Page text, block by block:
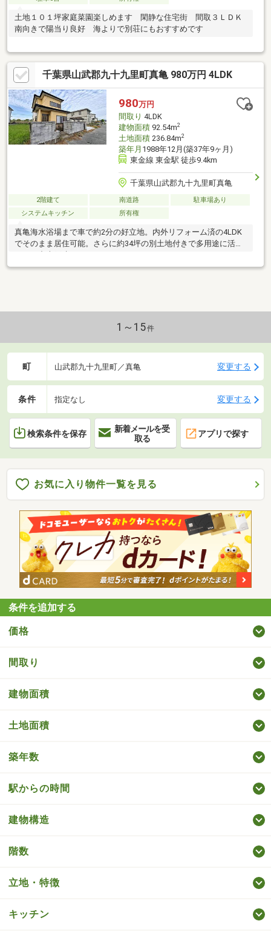
土地１０１坪家庭菜園楽しめます 閑静な住宅街 間取３ＬＤＫ
南向きで陽当り良好 海よりで別荘にもおすすめです
千葉県山武郡九十九里町真亀 980万円 4LDK
980万円
間取り 4LDK
建物面積92.54m2
土地面積236.84m2
築年月 1988年12月(築37年9ヶ月)
東金線 東金駅 徒歩9.4km
千葉県山武郡九十九里町真亀
2階建て 南道路
駐車場あり
システムキッチン
所有権
真亀海水浴場まで車で約2分の好立地。内外リフォーム済の4LDK
でそのまま居住可能。さらに約34坪の別土地付きで多用途に活用
できる中古戸建です。
1～15件
町 山武郡九十九里町／真亀 変更する
条件 指定なし 変更する
検索条件を保存
新着メールを受
取る
アプリで探す
お気に入り物件一覧を見る
条件を追加する
価格
間取り
建物面積
土地面積
築年数
駅からの時間
建物構造
階数
立地・特徴
キッチン